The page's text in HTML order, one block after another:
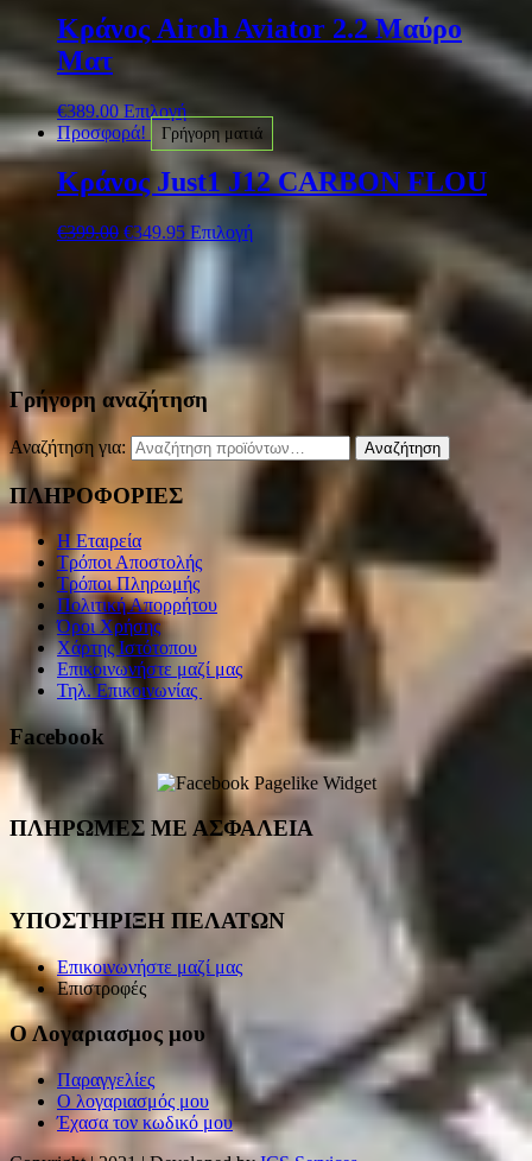
Κράνος Airoh Aviator 2.2 Mαύρο
Mατ
€389.00 Επιλογή
Προσφορά!
Γρήγορη ματιά
Κράνος Just1 J12 CARBON FLOU
€399.00 €349.95 Επιλογή
Γρήγορη αναζήτηση
Αναζήτηση για: Αναζήτηση
ΠΛΗΡΟΦΟΡΙΕΣ
Η Εταιρεία
Τρόποι Αποστολής
Τρόποι Πληρωμής
Πολιτική Απορρήτου
Όροι Χρήσης
Χάρτης Ιστότοπου
Επικοινωνήστε μαζί μας
Τηλ. Επικοινωνίας
Facebook
ΠΛΗΡΩΜΕΣ ΜΕ ΑΣΦΑΛΕΙΑ
ΥΠΟΣΤΗΡΙΞΗ ΠΕΛΑΤΩΝ
Επικοινωνήστε μαζί μας
Επιστροφές
Ο Λογαριασμος μου
Παραγγελίες
Ο λογαριασμός μου
Έχασα τον κωδικό μου